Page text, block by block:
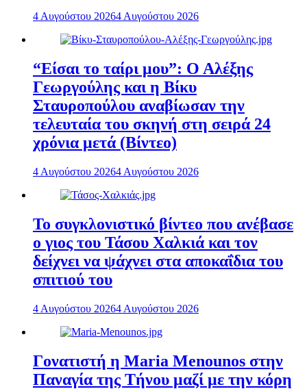
4 Αυγούστου 20264 Αυγούστου 2026
“Είσαι το ταίρι μου”: Ο Αλέξης
Γεωργούλης και η Βίκυ
Σταυροπούλου αναβίωσαν την
τελευταία του σκηνή στη σειρά 24
χρόνια μετά (Βίντεο)
4 Αυγούστου 20264 Αυγούστου 2026
To συγκλονιστικό βίντεο που ανέβασε
ο γιος του Τάσου Χαλκιά και τον
δείχνει να ψάχνει στα αποκαΐδια του
σπιτιού του
4 Αυγούστου 20264 Αυγούστου 2026
Γονατιστή η Maria Menounos στην
Παναγία της Τήνου μαζί με την κόρη